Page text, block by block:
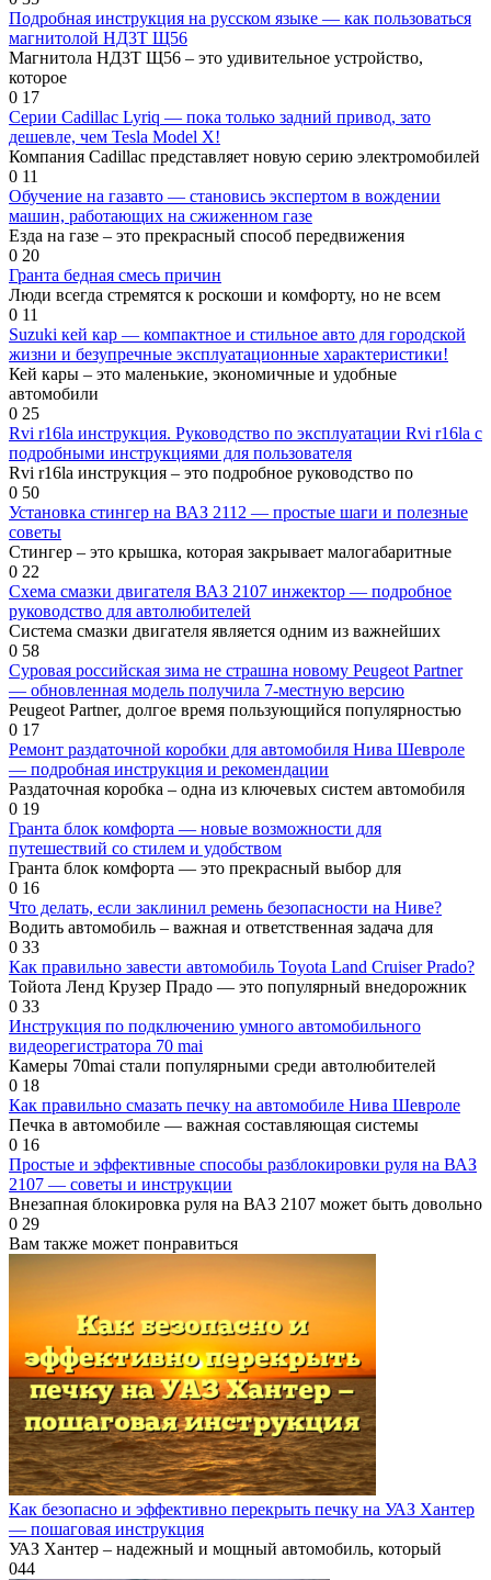
Подробная инструкция на русском языке — как пользоваться
магнитолой НД3Т Щ56
Магнитола НД3Т Щ56 – это удивительное устройство,
которое
0 17
Серии Cadillac Lyriq — пока только задний привод, зато
дешевле, чем Tesla Model X!
Компания Cadillac представляет новую серию электромобилей
0 11
Обучение на газавто — становись экспертом в вождении
машин, работающих на сжиженном газе
Езда на газе – это прекрасный способ передвижения
0 20
Гранта бедная смесь причин
Люди всегда стремятся к роскоши и комфорту, но не всем
0 11
Suzuki кей кар — компактное и стильное авто для городской
жизни и безупречные эксплуатационные характеристики!
Кей кары – это маленькие, экономичные и удобные
автомобили
0 25
Rvi r16la инструкция. Руководство по эксплуатации Rvi r16la с
подробными инструкциями для пользователя
Rvi r16la инструкция – это подробное руководство по
0 50
Установка стингер на ВАЗ 2112 — простые шаги и полезные
советы
Стингер – это крышка, которая закрывает малогабаритные
0 22
Схема смазки двигателя ВАЗ 2107 инжектор — подробное
руководство для автолюбителей
Система смазки двигателя является одним из важнейших
0 58
Суровая российская зима не страшна новому Peugeot Partner
— обновленная модель получила 7-местную версию
Peugeot Partner, долгое время пользующийся популярностью
0 17
Ремонт раздаточной коробки для автомобиля Нива Шевроле
— подробная инструкция и рекомендации
Раздаточная коробка – одна из ключевых систем автомобиля
0 19
Гранта блок комфорта — новые возможности для
путешествий со стилем и удобством
Гранта блок комфорта — это прекрасный выбор для
0 16
Что делать, если заклинил ремень безопасности на Ниве?
Водить автомобиль – важная и ответственная задача для
0 33
Как правильно завести автомобиль Toyota Land Cruiser Prado?
Тойота Ленд Крузер Прадо — это популярный внедорожник
0 33
Инструкция по подключению умного автомобильного
видеорегистратора 70 mai
Камеры 70mai стали популярными среди автолюбителей
0 18
Как правильно смазать печку на автомобиле Нива Шевроле
Печка в автомобиле — важная составляющая системы
0 16
Простые и эффективные способы разблокировки руля на ВАЗ
2107 — советы и инструкции
Внезапная блокировка руля на ВАЗ 2107 может быть довольно
0 29
Вам также может понравиться
Как безопасно и эффективно перекрыть печку на УАЗ Хантер
— пошаговая инструкция
УАЗ Хантер – надежный и мощный автомобиль, который
044